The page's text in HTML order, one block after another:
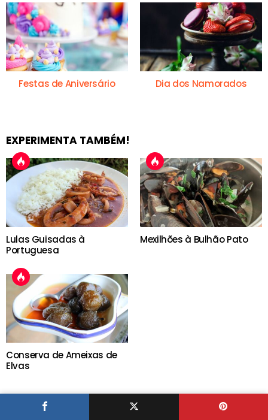
Festas de Aniversário Dia dos Namorados
EXPERIMENTA TAMBÉM!
Lulas Guisadas à
Portuguesa
Mexilhões à Bulhão Pato
Conserva de Ameixas de
Elvas